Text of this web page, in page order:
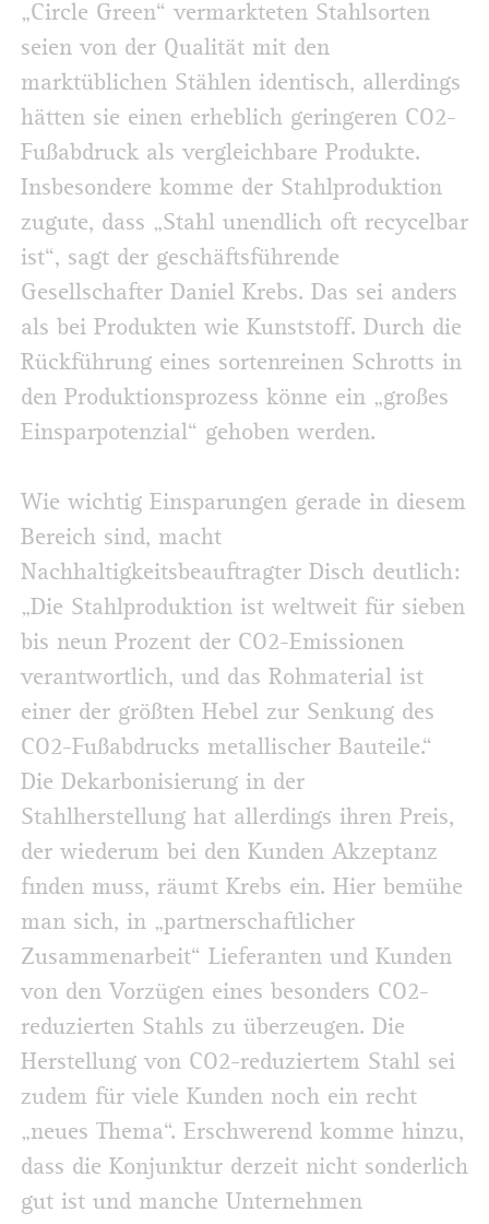
„Circle Green“ vermarkteten Stahlsorten
seien von der Qualität mit den
marktüblichen Stählen identisch, allerdings
hätten sie einen erheblich geringeren CO2-
Fußabdruck als vergleichbare Produkte.
Insbesondere komme der Stahlproduktion
zugute, dass „Stahl unendlich oft recycelbar
ist“, sagt der geschäftsführende
Gesellschafter Daniel Krebs. Das sei anders
als bei Produkten wie Kunststoff. Durch die
Rückführung eines sortenreinen Schrotts in
den Produktionsprozess könne ein „großes
Einsparpotenzial“ gehoben werden.
Wie wichtig Einsparungen gerade in diesem
Bereich sind, macht
Nachhaltigkeitsbeauftragter Disch deutlich:
„Die Stahlproduktion ist weltweit für sieben
bis neun Prozent der CO2-Emissionen
verantwortlich, und das Rohmaterial ist
einer der größten Hebel zur Senkung des
CO2-Fußabdrucks metallischer Bauteile.“
Die Dekarbonisierung in der
Stahlherstellung hat allerdings ihren Preis,
der wiederum bei den Kunden Akzeptanz
finden muss, räumt Krebs ein. Hier bemühe
man sich, in „partnerschaftlicher
Zusammenarbeit“ Lieferanten und Kunden
von den Vorzügen eines besonders CO2-
reduzierten Stahls zu überzeugen. Die
Herstellung von CO2-reduziertem Stahl sei
zudem für viele Kunden noch ein recht
„neues Thema“. Erschwerend komme hinzu,
dass die Konjunktur derzeit nicht sonderlich
gut ist und manche Unternehmen